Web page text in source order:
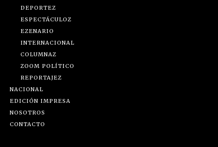
DEPORTEZ
ESPECTÁCULOZ
EZENARIO
INTERNACIONAL
COLUMNAZ
ZOOM POLÍTICO
REPORTAJEZ
NACIONAL
EDICIÓN IMPRESA
NOSOTROS
CONTACTO